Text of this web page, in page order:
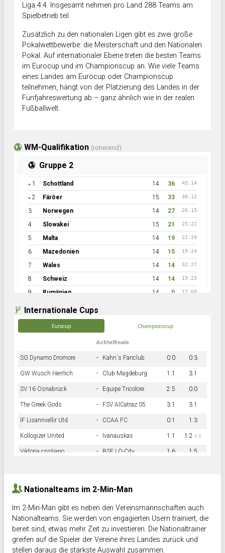
Liga 4.4. Insgesamt nehmen pro Land 288 Teams am
Spielbetrieb teil.
Zusätzlich zu den nationalen Ligen gibt es zwei große
Pokalwettbewerbe: die Meisterschaft und den Nationalen
Pokal. Auf internationaler Ebene treten die besten Teams
im Eurocup und im Championscup an. Wie viele Teams
eines Landes am Eurocup oder Championscup
teilnehmen, hängt von der Platzierung des Landes in der
Fünfjahreswertung ab – ganz ähnlich wie in der realen
Fußballwelt.
WM-Qualifikation (rotierend)
Gruppe 2
● 1 Schottland 14 36 45:14
● 2 Färöer 15 33 30:12
3 Norwegen 14 27 26:15
4 Slowakei 15 21 25:22
5 Malta 14 19 22:29
6 Mazedonien 14 15 19:24
7 Wales 14 14 32:27
8 Schweiz 14 14 15:23
9 Rumänien 14 0 12:60
Internationale Cups
Eurocup Championscup
Achtelfinale
SG Dynamo Dromore - Kahn´s Fanclub 0:0 0:3
GW Wusch Herrlich - Club Magdeburg 1:1 3:1
SV 16 Osnabrück - Equipe Tricolore 2:5 0:0
The Greek Gods - FSV AlCatraz 05 3:1 3:1
IF Lisannvellir Utd. - CCAA FC 0:1 1:3
Kollogizer United - Ivanauskas 1:1 1:2 n.V.
Viktoria cristiano - BSF LO-City 1:6 1:5
Nationalteams im 2-Min-Man
Im 2-Min-Man gibt es neben den Vereinsmannschaften auch
Nationalteams. Sie werden von engagierten Usern trainiert, die
bereit sind, etwas mehr Zeit zu investieren. Die Nationaltrainer
greifen auf die Spieler der Vereine ihres Landes zurück und
stellen daraus die stärkste Auswahl zusammen.